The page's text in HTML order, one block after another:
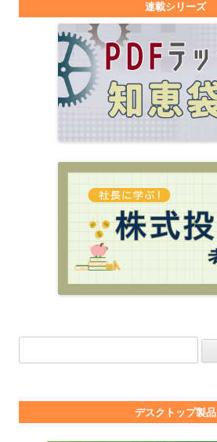
連載シリーズ
デスクトップ製品